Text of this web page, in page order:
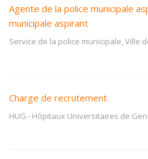
Agente de la police municipale
municipale aspirant
Service de la police municipale, Ville
Charge de recrutement
HUG - Hôpitaux Universitaires de